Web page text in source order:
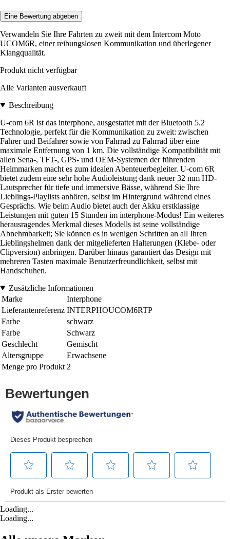
Eine Bewertung abgeben
Verwandeln Sie Ihre Fahrten zu zweit mit dem Intercom Moto
UCOM6R, einer reibungslosen Kommunikation und überlegener
Klangqualität.
Produkt nicht verfügbar
Alle Varianten ausverkauft
Beschreibung
U-com 6R ist das interphone, ausgestattet mit der Bluetooth 5.2
Technologie, perfekt für die Kommunikation zu zweit: zwischen
Fahrer und Beifahrer sowie von Fahrrad zu Fahrrad über eine
maximale Entfernung von 1 km. Die vollständige Kompatibilität mit
allen Sena-, TFT-, GPS- und OEM-Systemen der führenden
Helmmarken macht es zum idealen Abenteuerbegleiter. U-com 6R
bietet zudem eine sehr hohe Audioleistung dank neuer 32 mm HD-
Lautsprecher für tiefe und immersive Bässe, während Sie Ihre
Lieblings-Playlists anhören, selbst im Hintergrund während eines
Gesprächs. Wie beim Audio bietet auch der Akku erstklassige
Leistungen mit guten 15 Stunden im interphone-Modus! Ein weiteres
herausragendes Merkmal dieses Modells ist seine vollständige
Abnehmbarkeit; Sie können es in wenigen Schritten an all Ihren
Lieblingshelmen dank der mitgelieferten Halterungen (Klebe- oder
Clipversion) anbringen. Darüber hinaus garantiert das Design mit
mehreren Tasten maximale Benutzerfreundlichkeit, selbst mit
Handschuhen.
Zusätzliche Informationen
Marke
Interphone
Lieferantenreferenz INTERPHOUCOM6RTP
Farbe
schwarz
Farbe
Schwarz
Geschlecht
Gemischt
Altersgruppe
Erwachsene
Menge pro Produkt 2
Loading...
Loading...